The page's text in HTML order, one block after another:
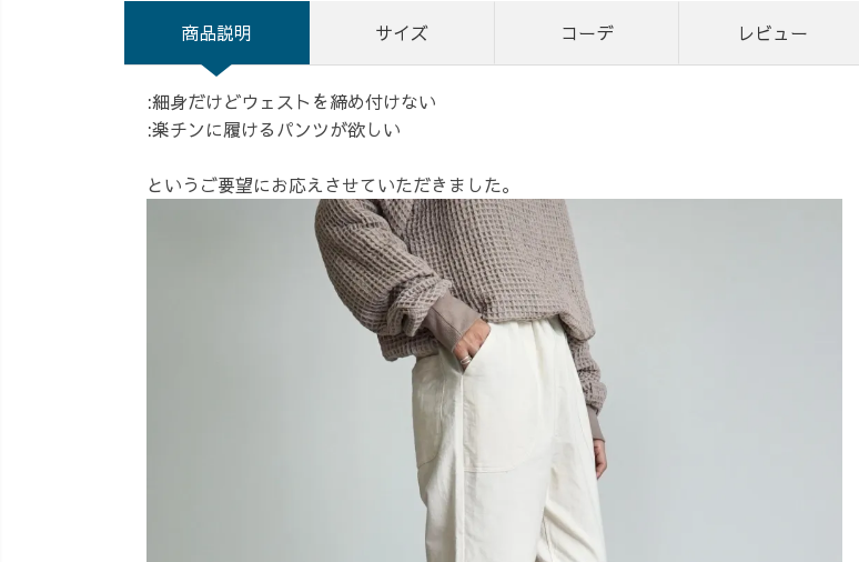
商品説明 サイズ コーデ レビュー
:細身だけどウェストを締め付けない
:楽チンに履けるパンツが欲しい
というご要望にお応えさせていただきました。